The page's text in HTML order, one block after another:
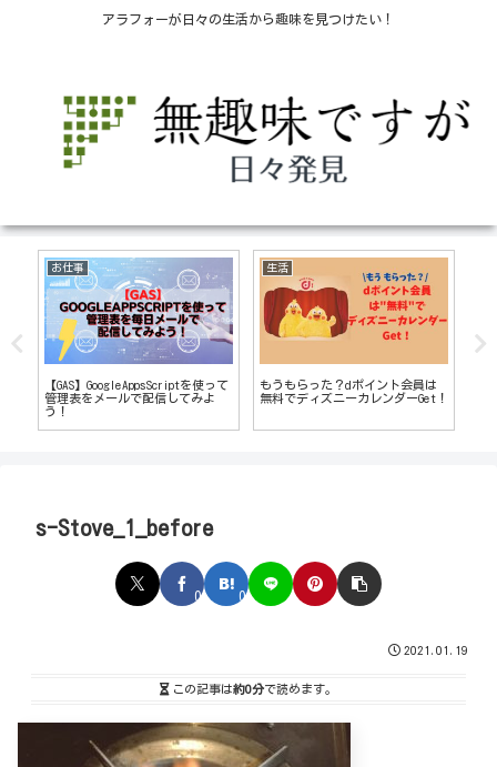
アラフォーが日々の生活から趣味を見つけたい！
お仕事
【GAS】GoogleAppsScriptを使って
管理表をメールで配信してみよ
う！
生活
もうもらった？dポイント会員は
無料でディズニーカレンダーGet！
s-Stove_1_before
0 0
2021.01.19
この記事は約0分で読めます。